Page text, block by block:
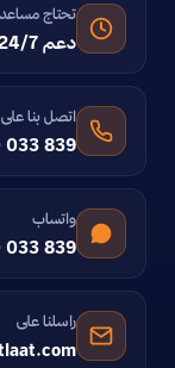
تحتاج
دعم 24/7 على مدار الساعة
اتصل بنا على
033 839
واتساب
033 839
راسلنا على